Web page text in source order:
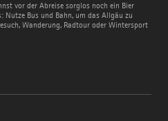
vor der Abreise sorglos noch ein Bier
Bus und Bahn, um das Allgäu zu
Wanderung, Radtour oder Wintersport